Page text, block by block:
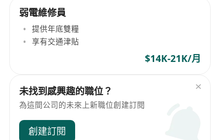
弱電維修員
提供年底雙糧
享有交通津貼
$14K-21K/月
未找到感興趣的職位？
為這間公司的未來上新職位創建訂閱
創建訂閱